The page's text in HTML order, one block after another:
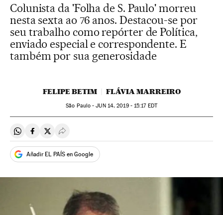
Colunista da 'Folha de S. Paulo' morreu
nesta sexta ao 76 anos. Destacou-se por
seu trabalho como repórter de Política,
enviado especial e correspondente. E
também por sua generosidade
FELIPE BETIM FLÁVIA MARREIRO
São Paulo -JUN14, 2019 - 15:17EDT
Compartir en Whatsapp
Compartir en Facebook
Compartir en Twitter
Desplegar Redes Sociales
Añadir EL PAÍS en Google